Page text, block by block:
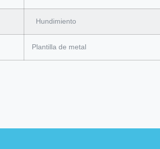
Hundimiento
Plantilla de metal